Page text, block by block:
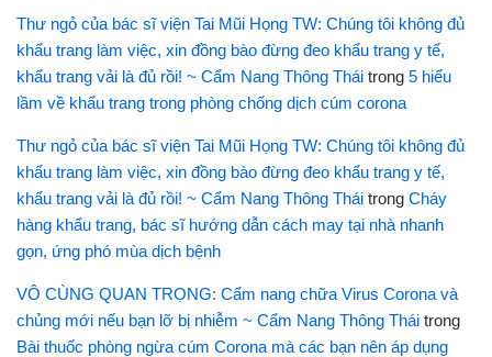
Thư ngỏ của bác sĩ viện Tai Mũi Họng TW: Chúng tôi không đủ
khẩu trang làm việc, xin đồng bào đừng đeo khẩu trang y tế,
khẩu trang vải là đủ rồi! ~ Cẩm Nang Thông Thái trong 5 hiểu
lầm về khẩu trang trong phòng chống dịch cúm corona
Thư ngỏ của bác sĩ viện Tai Mũi Họng TW: Chúng tôi không đủ
khẩu trang làm việc, xin đồng bào đừng đeo khẩu trang y tế,
khẩu trang vải là đủ rồi! ~ Cẩm Nang Thông Thái trong Cháy
hàng khẩu trang, bác sĩ hướng dẫn cách may tại nhà nhanh
gọn, ứng phó mùa dịch bệnh
VÔ CÙNG QUAN TRỌNG: Cẩm nang chữa Virus Corona và
chủng mới nếu bạn lỡ bị nhiễm ~ Cẩm Nang Thông Thái trong
Bài thuốc phòng ngừa cúm Corona mà các bạn nên áp dụng